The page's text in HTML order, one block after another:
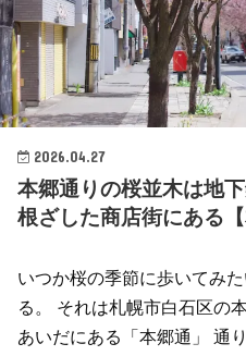
2026.04.27
本郷通りの桜並木は地
根ざした商店街にある【
いつか桜の季節に歩いてみ
る。 それは札幌市白石区の
あいだにある「本郷通」 通